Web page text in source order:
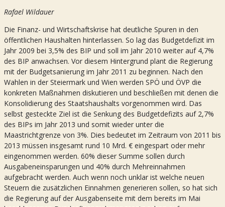
Rafael Wildauer
Die Finanz- und Wirtschaftskrise hat deutliche Spuren in den
öffentlichen Haushalten hinterlassen. So lag das Budgetdefizit im
Jahr 2009 bei 3,5% des BIP und soll im Jahr 2010 weiter auf 4,7%
des BIP anwachsen. Vor diesem Hintergrund plant die Regierung
mit der Budgetsanierung im Jahr 2011 zu beginnen. Nach den
Wahlen in der Steiermark und Wien werden SPÖ und ÖVP die
konkreten Maßnahmen diskutieren und beschließen mit denen die
Konsolidierung des Staatshaushalts vorgenommen wird. Das
selbst gesteckte Ziel ist die Senkung des Budgetdefizits auf 2,7%
des BIPs im Jahr 2013 und somit wieder unter die
Maastrichtgrenze von 3%. Dies bedeutet im Zeitraum von 2011 bis
2013 müssen insgesamt rund 10 Mrd. € eingespart oder mehr
eingenommen werden. 60% dieser Summe sollen durch
Ausgabeneinsparungen und 40% durch Mehreinnahmen
aufgebracht werden. Auch wenn noch unklar ist welche neuen
Steuern die zusätzlichen Einnahmen generieren sollen, so hat sich
die Regierung auf der Ausgabenseite mit dem bereits im Mai